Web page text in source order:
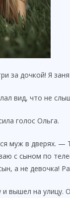
за дочкой! Я
вид, что не
голос Ольга.
муж в дверях. —
с сыном по
а не девочка!
и вышел на улицу.